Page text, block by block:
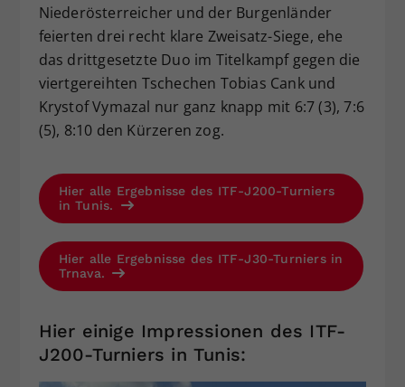
Niederösterreicher und der Burgenländer
feierten drei recht klare Zweisatz-Siege, ehe
das drittgesetzte Duo im Titelkampf gegen die
viertgereihten Tschechen Tobias Cank und
Krystof Vymazal nur ganz knapp mit 6:7 (3), 7:6
(5), 8:10 den Kürzeren zog.
Hier alle Ergebnisse des ITF-J200-Turniers
in Tunis.
Hier alle Ergebnisse des ITF-J30-Turniers in
Trnava.
Hier einige Impressionen des ITF-
J200-Turniers in Tunis: